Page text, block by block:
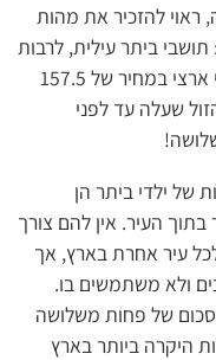
ראוי להזכיר את מהות
ביתר עילית, לרבות
ילדים ונוער, נאלצים לרכוש חופשי חודשי ארצי במחיר של 157.5
שעלה עד לפני
של ילדי ביתר הן
העיר. אין להם צורך
עיר אחרת בארץ, אך
ולא משתמשים בו.
של פחות משלושה
היקרה ביותר בארץ